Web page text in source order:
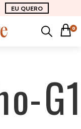
EU QUERO
0